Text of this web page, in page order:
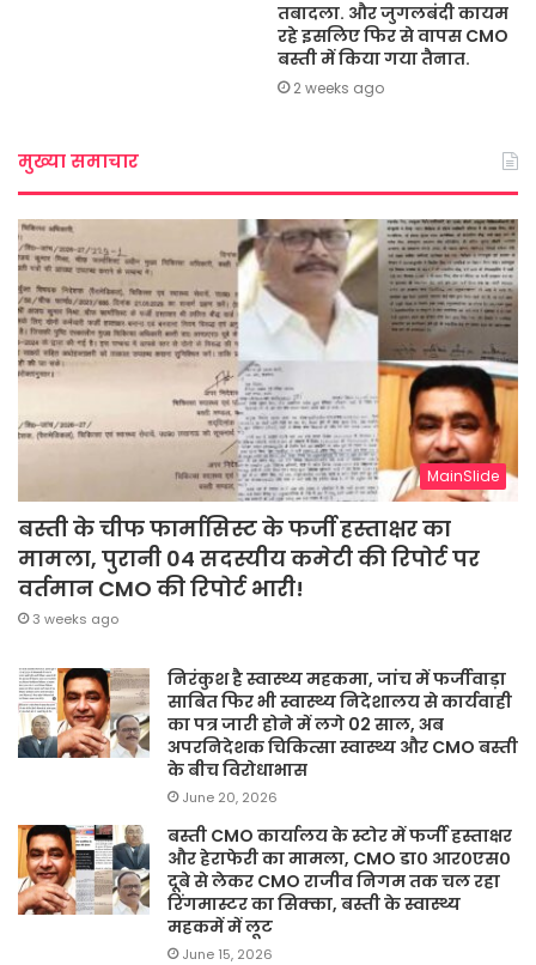
तबादला. और जुगलबंदी कायम
रहे इसलिए फिर से वापस CMO
बस्ती में किया गया तैनात.
2 weeks ago
मुख्या समाचार
MainSlide
बस्ती के चीफ फार्मासिस्ट के फर्जी हस्ताक्षर का
मामला, पुरानी 04 सदस्यीय कमेटी की रिपोर्ट पर
वर्तमान CMO की रिपोर्ट भारी!
3 weeks ago
निरंकुश है स्वास्थ्य महकमा, जांच में फर्जीवाड़ा
साबित फिर भी स्वास्थ्य निदेशालय से कार्यवाही
का पत्र जारी होने में लगे 02 साल, अब
अपरनिदेशक चिकित्सा स्वास्थ्य और CMO बस्ती
के बीच विरोधाभास
June 20, 2026
बस्ती CMO कार्यालय के स्टोर में फर्जी हस्ताक्षर
और हेराफेरी का मामला, CMO डा० आर०एस०
दूबे से लेकर CMO राजीव निगम तक चल रहा
रिंगमास्टर का सिक्का, बस्ती के स्वास्थ्य
महकमें में लूट
June 15, 2026